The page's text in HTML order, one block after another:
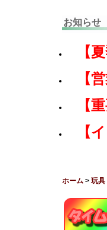
お知らせ
【
【
【
【
ホーム > 玩具